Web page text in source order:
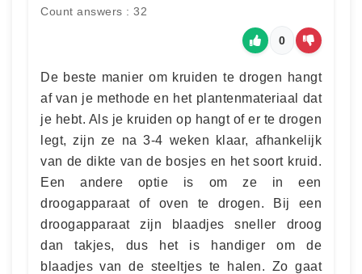
Count answers : 32
0
De beste manier om kruiden te drogen hangt
af van je methode en het plantenmateriaal dat
je hebt. Als je kruiden op hangt of er te drogen
legt, zijn ze na 3-4 weken klaar, afhankelijk
van de dikte van de bosjes en het soort kruid.
Een andere optie is om ze in een
droogapparaat of oven te drogen. Bij een
droogapparaat zijn blaadjes sneller droog
dan takjes, dus het is handiger om de
blaadjes van de steeltjes te halen. Zo gaat